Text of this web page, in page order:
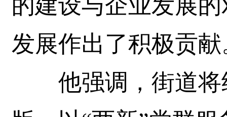
的建设与企业发展
发展作出了积极贡献
他强调，街道将